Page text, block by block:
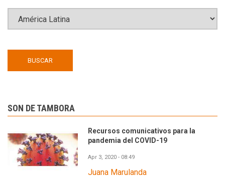
SON DE TAMBORA
Recursos comunicativos para la
pandemia del COVID-19
Apr 3, 2020 - 08:49
Juana Marulanda